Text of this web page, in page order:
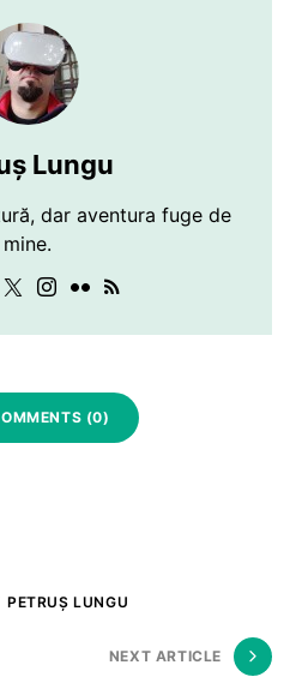
Lungu
dar aventura fuge de
mine.
(0)
PETRUȘ LUNGU
NEXT ARTICLE